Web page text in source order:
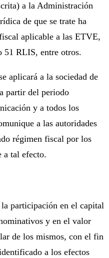
a la Administración
de que se trate ha
aplicable a las ETVE,
51 RLIS, entre otros.
aplicará a la sociedad de
partir del periodo
y a todos los
a las autoridades
régimen fiscal por los
a tal efecto.
participación en el capital
y en el valor
de los mismos, con el fin
a los efectos